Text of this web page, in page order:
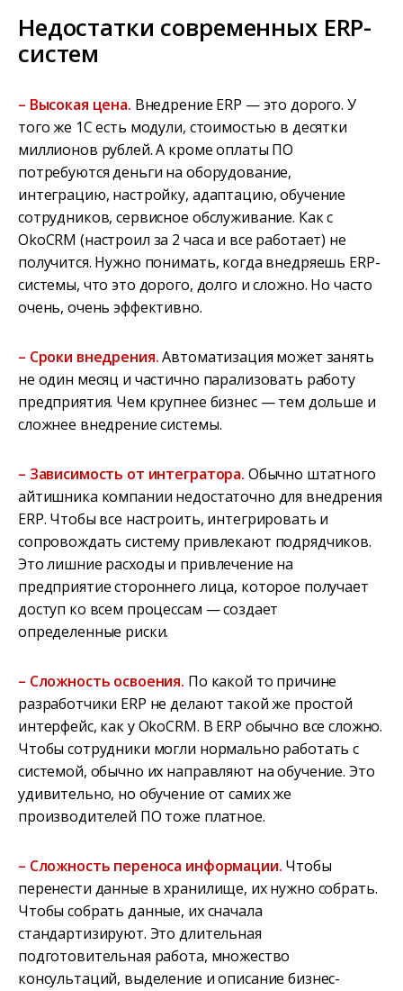
Недостатки современных ERP-
систем
– Высокая цена. Внедрение ERP — это дорого. У
того же 1С есть модули, стоимостью в десятки
миллионов рублей. А кроме оплаты ПО
потребуются деньги на оборудование,
интеграцию, настройку, адаптацию, обучение
сотрудников, сервисное обслуживание. Как с
OkoCRM (настроил за 2 часа и все работает) не
получится. Нужно понимать, когда внедряешь ERP-
системы, что это дорого, долго и сложно. Но часто
очень, очень эффективно.
– Сроки внедрения.Автоматизация может занять
не один месяц и частично парализовать работу
предприятия. Чем крупнее бизнес — тем дольше и
сложнее внедрение системы.
– Зависимость от интегратора. Обычно штатного
айтишника компании недостаточно для внедрения
ERP. Чтобы все настроить, интегрировать и
сопровождать систему привлекают подрядчиков.
Это лишние расходы и привлечение на
предприятие стороннего лица, которое получает
доступ ко всем процессам — создает
определенные риски.
– Сложность освоения. По какой то причине
разработчики ERP не делают такой же простой
интерфейс, как у OkoCRM. В ERP обычно все сложно.
Чтобы сотрудники могли нормально работать с
системой, обычно их направляют на обучение. Это
удивительно, но обучение от самих же
производителей ПО тоже платное.
– Сложность переноса информации. Чтобы
перенести данные в хранилище, их нужно собрать.
Чтобы собрать данные, их сначала
стандартизируют. Это длительная
подготовительная работа, множество
консультаций, выделение и описание бизнес-